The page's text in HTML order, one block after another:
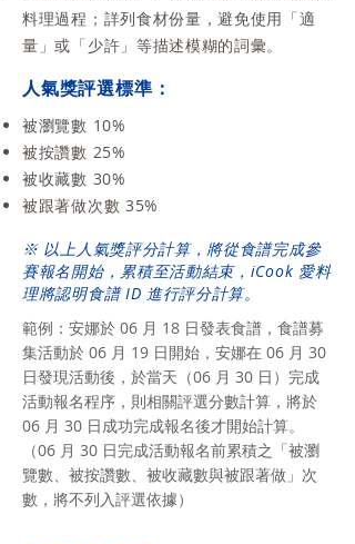
料理過程；詳列食材份量，避免使用「適
量」或「少許」等描述模糊的詞彙。
人氣獎評選標準：
被瀏覽數 10%
被按讚數 25%
被收藏數 30%
被跟著做次數 35%
※ 以上人氣獎評分計算，將從食譜完成參
賽報名開始，累積至活動結束，iCook 愛料
理將認明食譜 ID 進行評分計算。
範例：安娜於 06 月 18 日發表食譜，食譜募
集活動於 06 月 19 日開始，安娜在 06 月 30
日發現活動後，於當天（06 月 30 日）完成
活動報名程序，則相關評選分數計算，將於
06 月 30 日成功完成報名後才開始計算。
（06 月 30 日完成活動報名前累積之「被瀏
覽數、被按讚數、被收藏數與被跟著做」次
數，將不列入評選依據）